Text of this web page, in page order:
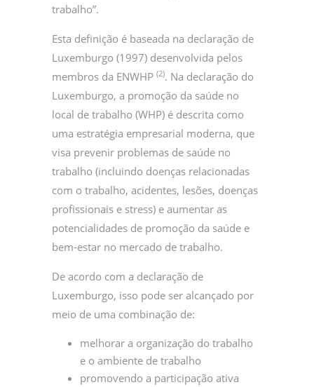
trabalho”.
Esta definição é baseada na declaração de
Luxemburgo (1997) desenvolvida pelos
membros da ENWHP (2). Na declaração do
Luxemburgo, a promoção da saúde no
local de trabalho (WHP) é descrita como
uma estratégia empresarial moderna, que
visa prevenir problemas de saúde no
trabalho (incluindo doenças relacionadas
com o trabalho, acidentes, lesões, doenças
profissionais e stress) e aumentar as
potencialidades de promoção da saúde e
bem-estar no mercado de trabalho.
De acordo com a declaração de
Luxemburgo, isso pode ser alcançado por
meio de uma combinação de:
melhorar a organização do trabalho
e o ambiente de trabalho
promovendo a participação ativa